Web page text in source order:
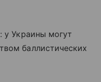
у Украины могут
баллистических